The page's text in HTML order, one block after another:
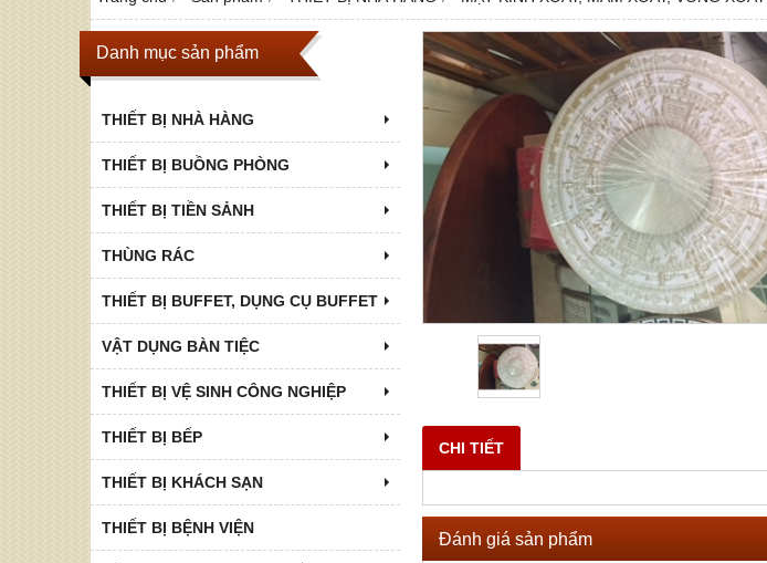
Danh mục sản phẩm
THIẾT BỊ NHÀ HÀNG
THIẾT BỊ BUỒNG PHÒNG
THIẾT BỊ TIỀN SẢNH
THÙNG RÁC
THIẾT BỊ BUFFET, DỤNG CỤ BUFFET
VẬT DỤNG BÀN TIỆC
THIẾT BỊ VỆ SINH CÔNG NGHIỆP
THIẾT BỊ BẾP
THIẾT BỊ KHÁCH SẠN
THIẾT BỊ BỆNH VIỆN
CHI TIẾT
Đánh giá sản phẩm